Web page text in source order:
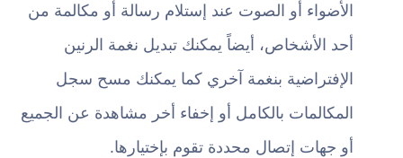
الأضواء أو الصوت عند إستلام رسالة أو مكالمة من
أحد الأشخاص، أيضاً يمكنك تبديل نغمة الرنين
الإفتراضية بنغمة آخري كما يمكنك مسح سجل
المكالمات بالكامل أو إخفاء أخر مشاهدة عن الجميع
أو جهات إتصال محددة تقوم بإختيارها.